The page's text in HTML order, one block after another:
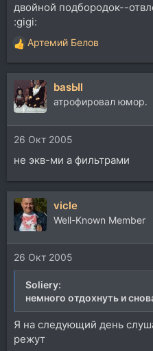
двойной подбородок--
:gigi:
Р
е
а
к
ц
и
и
:
Артемий Белов
basЫl
атрофировал юмор.
26 Окт 2005
не экв-ми а фильтрами
vicle
Well-Known Member
26 Окт 2005
Soliery:
немного отдохнуть и
Я на следующий день
режут